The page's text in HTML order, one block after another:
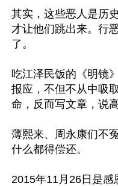
其实，这些恶人是历
才让他们跳出来。行
了。
吃江泽民饭的《明镜
报应，不但不从中吸
命，反而写文章，说
薄熙来、周永康们不
什么都得偿还。
2015年11月26日是感